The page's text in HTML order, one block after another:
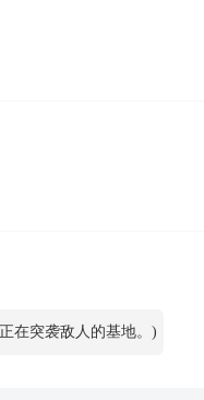
正在突袭敌人的基地。)